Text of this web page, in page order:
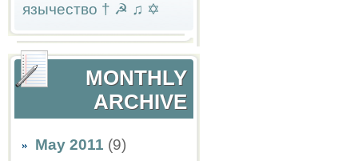
язычество † ☭ ♫ ✡
MONTHLY
ARCHIVE
May 2011 (9)